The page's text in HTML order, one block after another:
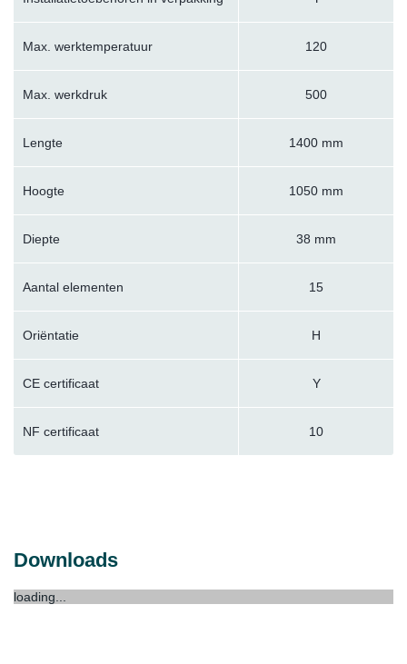
Max. werktemperatuur 120
Max. werkdruk 500
Lengte 1400 mm
Hoogte 1050 mm
Diepte 38 mm
Aantal elementen 15
Oriëntatie H
CE certificaat Y
NF certificaat 10
Downloads
loading...